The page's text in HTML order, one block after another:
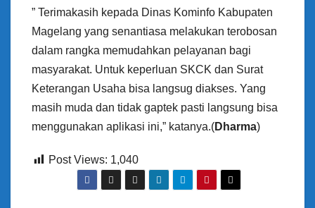
” Terimakasih kepada Dinas Kominfo Kabupaten
Magelang yang senantiasa melakukan terobosan
dalam rangka memudahkan pelayanan bagi
masyarakat. Untuk keperluan SKCK dan Surat
Keterangan Usaha bisa langsug diakses. Yang
masih muda dan tidak gaptek pasti langsung bisa
menggunakan aplikasi ini,” katanya.(Dharma)
Post Views: 1,040